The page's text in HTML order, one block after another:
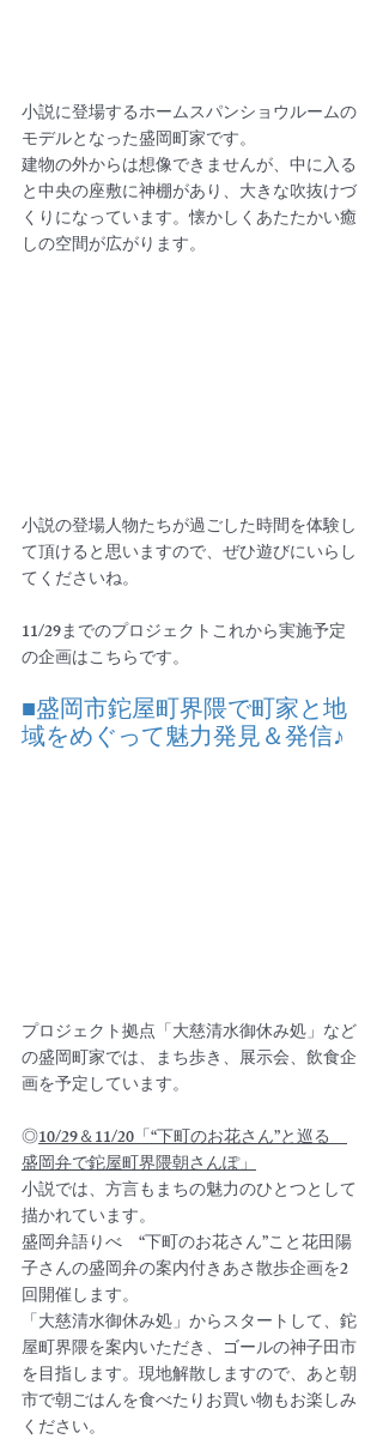
小説に登場するホームスパンショウルームの
モデルとなった盛岡町家です。
建物の外からは想像できませんが、中に入る
と中央の座敷に神棚があり、大きな吹抜けづ
くりになっています。懐かしくあたたかい癒
しの空間が広がります。
小説の登場人物たちが過ごした時間を体験し
て頂けると思いますので、ぜひ遊びにいらし
てくださいね。
11/29までのプロジェクトこれから実施予定
の企画はこちらです。
■盛岡市鉈屋町界隈で町家と地
域をめぐって魅力発見＆発信♪
プロジェクト拠点「大慈清水御休み処」など
の盛岡町家では、まち歩き、展示会、飲食企
画を予定しています。
◎10/29＆11/20「“下町のお花さん”と巡る
盛岡弁で鉈屋町界隈朝さんぽ」
小説では、方言もまちの魅力のひとつとして
描かれています。
盛岡弁語りべ　“下町のお花さん”こと花田陽
子さんの盛岡弁の案内付きあさ散歩企画を2
回開催します。
「大慈清水御休み処」からスタートして、鉈
屋町界隈を案内いただき、ゴールの神子田市
を目指します。現地解散しますので、あと朝
市で朝ごはんを食べたりお買い物もお楽しみ
ください。